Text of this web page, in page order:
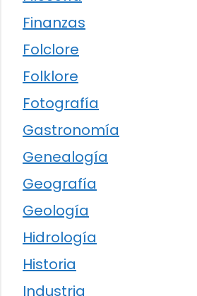
Finanzas
Folclore
Folklore
Fotografía
Gastronomía
Genealogía
Geografía
Geología
Hidrología
Historia
Industria